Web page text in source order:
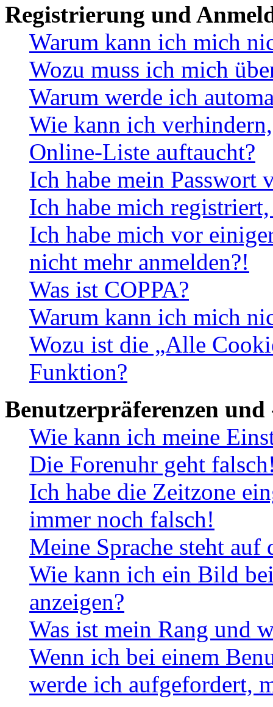
Registrierung und
Warum kann ich mich
Wozu muss ich mich
Warum werde ich
Wie kann ich
Online-Liste auftaucht?
Ich habe mein Passwort
Ich habe mich
Ich habe mich vor
nicht mehr anmelden?!
Was ist COPPA?
Warum kann ich mich
Wozu ist die „Alle
Funktion?
Benutzerpräferenzen und
Wie kann ich meine
Die Forenuhr geht
Ich habe die Zeitzone
immer noch falsch!
Meine Sprache steht
Wie kann ich ein Bild
anzeigen?
Was ist mein Rang und
Wenn ich bei einem
werde ich aufgefordert,